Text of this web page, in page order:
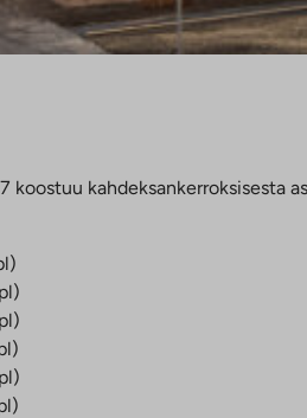
koostuu kahdeksankerroksisesta